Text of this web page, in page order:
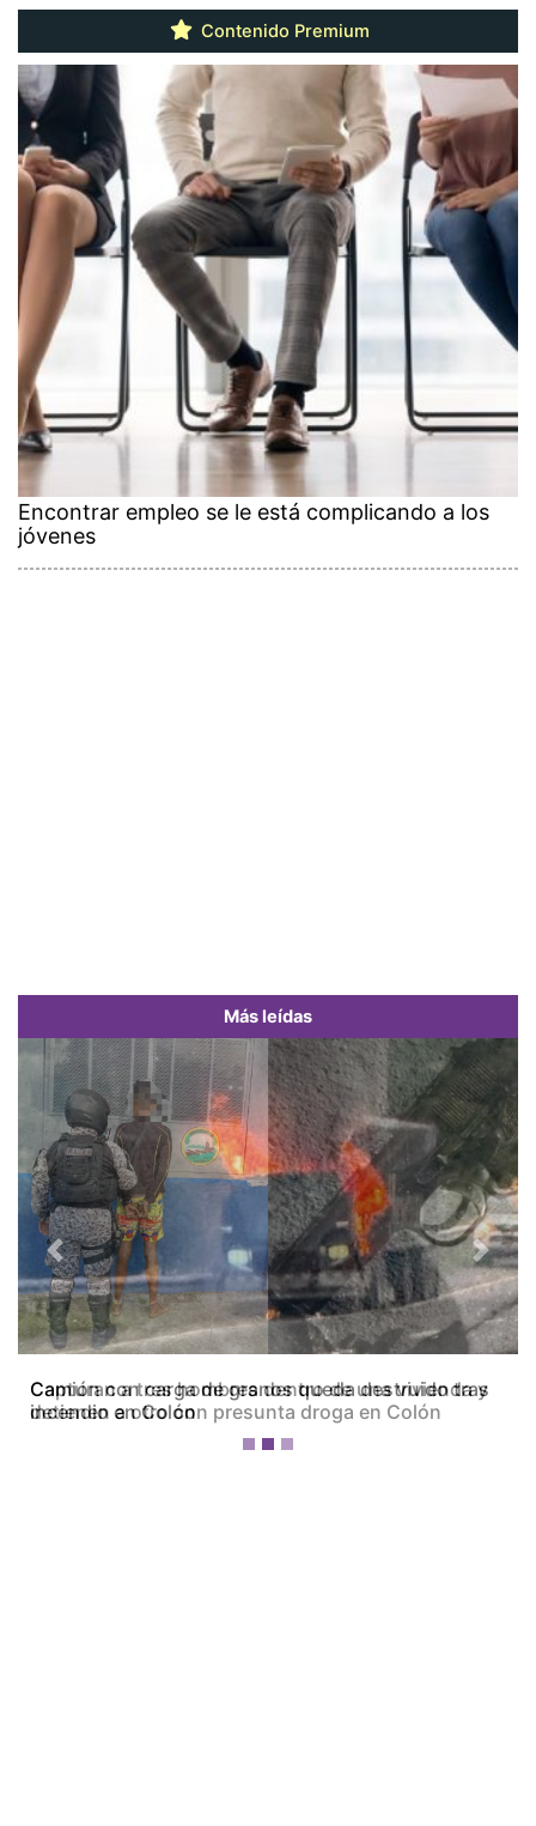
Contenido Premium
Encontrar empleo se le está complicando a los
jóvenes
Más leídas
Camión con carga de granos queda destruido tras
incendio en Colón
Previous Next